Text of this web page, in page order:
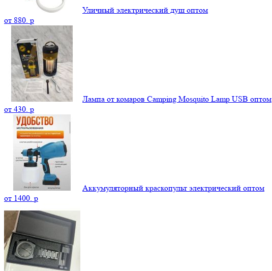
Уличный электрический душ оптом
от 880. p
Лампа от комаров Camping Mosquito Lamp USB оптом
от 430. p
Аккумуляторный краскопульт электрический оптом
от 1400. p